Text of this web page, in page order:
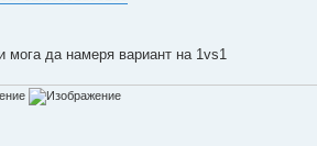
мога да намеря вариант на 1vs1